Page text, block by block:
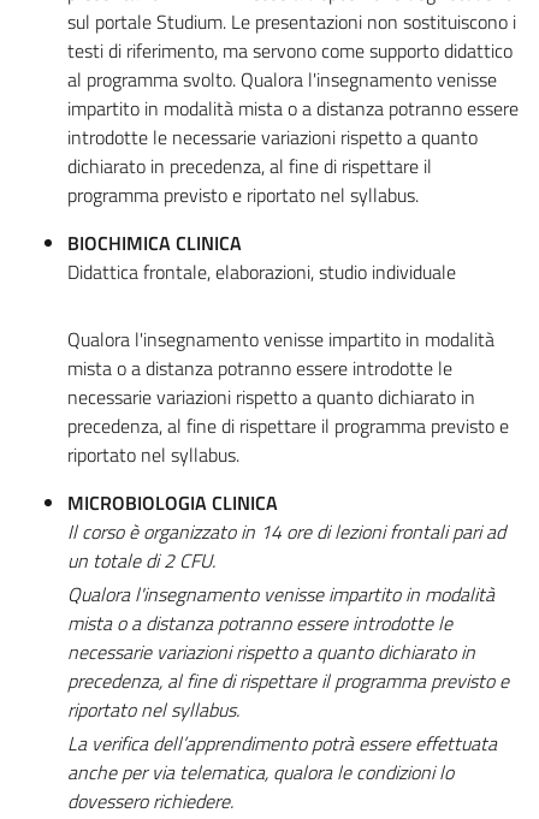
sul portale Studium. Le presentazioni non sostituiscono i
testi di riferimento, ma servono come supporto didattico
al programma svolto. Qualora l'insegnamento venisse
impartito in modalità mista o a distanza potranno essere
introdotte le necessarie variazioni rispetto a quanto
dichiarato in precedenza, al fine di rispettare il
programma previsto e riportato nel syllabus.
BIOCHIMICA CLINICA
Didattica frontale, elaborazioni, studio individuale
Qualora l'insegnamento venisse impartito in modalità
mista o a distanza potranno essere introdotte le
necessarie variazioni rispetto a quanto dichiarato in
precedenza, al fine di rispettare il programma previsto e
riportato nel syllabus.
MICROBIOLOGIA CLINICA
Il corso è organizzato in 14 ore di lezioni frontali pari ad
un totale di 2 CFU.
Qualora l'insegnamento venisse impartito in modalità
mista o a distanza potranno essere introdotte le
necessarie variazioni rispetto a quanto dichiarato in
precedenza, al fine di rispettare il programma previsto e
riportato nel syllabus.
La verifica dell’apprendimento potrà essere effettuata
anche per via telematica, qualora le condizioni lo
dovessero richiedere.